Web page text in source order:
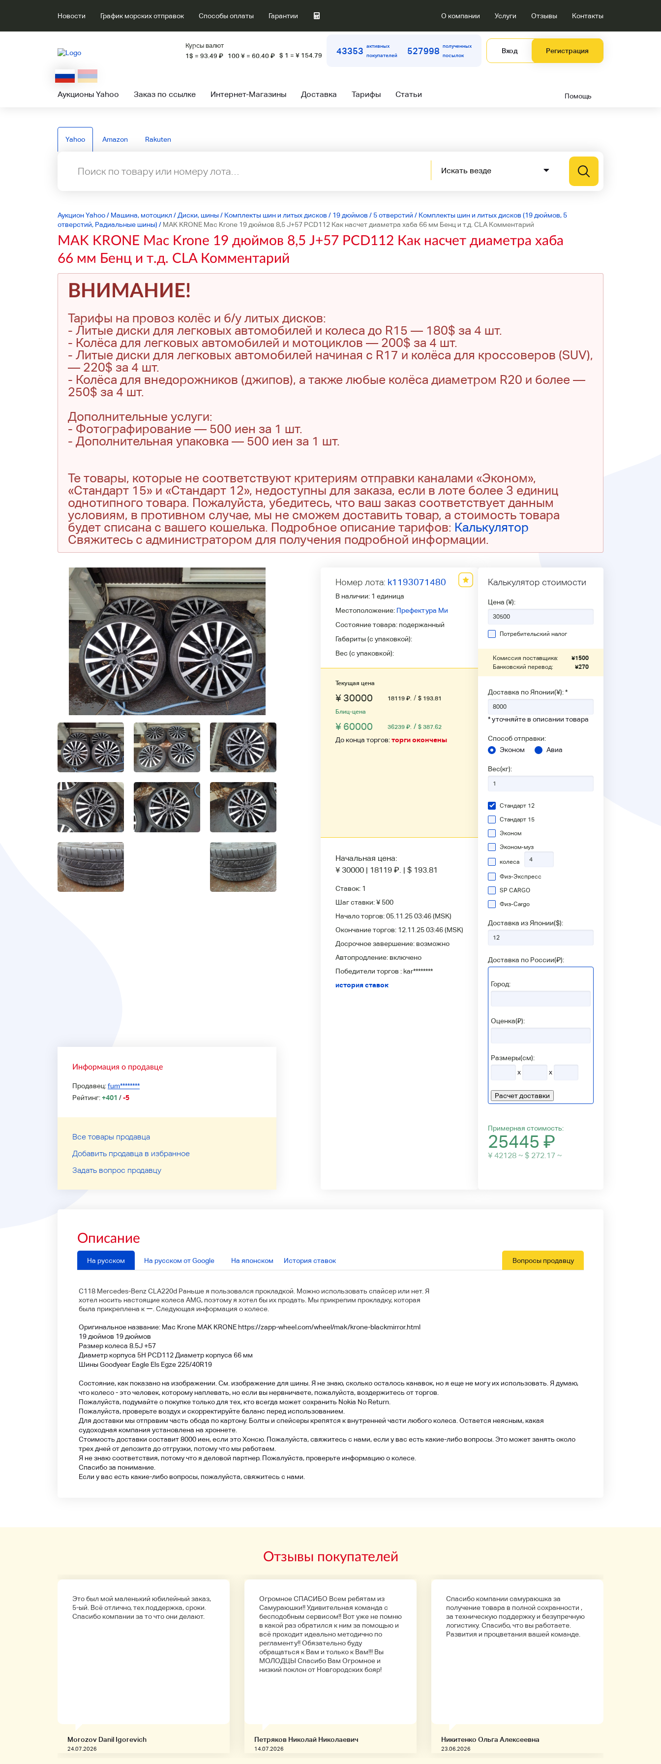
Новости График морских отправок Способы оплаты Гарантии О компании Услуги Отзывы Контакты
Курсы валют
1$ = 93.49 ₽ 100 ¥ = 60.40 ₽ $ 1 = ¥ 154.79 43353
активных
покупателей
527998
полученных
посылок
Вход Регистрация
Аукционы Yahoo Заказ по ссылке Интернет-Магазины Доставка Тарифы Статьи Помощь
Yahoo Amazon Rakuten
Аукцион Yahoo/ Машина, мотоцикл / Диски, шины/ Комплекты шин и литых дисков / 19 дюймов / 5 отверстий / Комплекты шин и литых дисков (19 дюймов, 5
отверстий, Радиальные шины) / MAK KRONE Mac Krone 19 дюймов 8,5 J+57 PCD112 Как насчет диаметра хаба 66 мм Бенц и т.д. CLA Комментарий
MAK KRONE Mac Krone 19 дюймов 8,5 J+57 PCD112 Как насчет диаметра хаба
66 мм Бенц и т.д. CLA Комментарий
ВНИМАНИЕ!
Тарифы на провоз колёс и б/у литых дисков:
- Литые диски для легковых автомобилей и колеса до R15 — 180$ за 4 шт.
- Колёса для легковых автомобилей и мотоциклов — 200$ за 4 шт.
- Литые диски для легковых автомобилей начиная с R17 и колёса для кроссоверов (SUV),
— 220$ за 4 шт.
- Колёса для внедорожников (джипов), а также любые колёса диаметром R20 и более —
250$ за 4 шт.
Дополнительные услуги:
- Фотографирование — 500 иен за 1 шт.
- Дополнительная упаковка — 500 иен за 1 шт.
Те товары, которые не соответствуют критериям отправки каналами «Эконом»,
«Стандарт 15» и «Стандарт 12», недоступны для заказа, если в лоте более 3 единиц
однотипного товара. Пожалуйста, убедитесь, что ваш заказ соответствует данным
условиям, в противном случае, мы не сможем доставить товар, а стоимость товара
будет списана с вашего кошелька. Подробное описание тарифов: Калькулятор
Свяжитесь с администратором для получения подробной информации.
Информация о продавце
Продавец:fum********
Рейтинг:+401 /-5
Все товары продавца
Добавить продавца в избранное
Задать вопрос продавцу
Номер лота: k1193071480
В наличии: 1 единица
Местоположение: Префектура Ми
Состояние товара: подержанный
Габариты (с упаковкой):
Вес (с упаковкой):
Текущая цена
¥ 30000 18119 ₽. / $ 193.81
Блиц-цена
¥ 60000 36239 ₽. / $ 387.62
До конца торгов:торги окончены
Начальная цена:
¥ 30000 | 18119 ₽. | $ 193.81
Ставок: 1
Шаг ставки:¥ 500
Начало торгов:05.11.25 03:46(MSK)
Окончание торгов: 12.11.25 03:46(MSK)
Досрочное завершение: возможно
Автопродление: включено
Победители торгов : kar********
история ставок
Калькулятор стоимости
Цена (¥):
Потребительский налог
Комиссия поставщика: ¥1500
Банковский перевод:
¥270
Доставка по Японии(¥): *
* уточняйте в описании товара
Способ отправки:
Эконом
Авиа
Вес(кг):
Стандарт 12
Стандарт 15
Эконом
Эконом-муз
колеса
Физ-Экспресс
SP CARGO
Физ-Сargo
Доставка из Японии($):
Доставка по России(₽):
Город:
Оценка(₽):
Размеры(см):
x
x
Расчет доставки
Примерная стоимость:
25445 ₽
¥ 42128 ~ $ 272.17 ~
Описание
На русском На русском от Google На японском История ставок Вопросы продавцу
C118 Mercedes-Benz CLA220d Раньше я пользовался прокладкой. Можно использовать спайсер или нет. Я
хотел носить настоящие колеса AMG, поэтому я хотел бы их продать. Мы прикрепим прокладку, которая
была прикреплена к ー. Следующая информация о колесе.
Оригинальное название: Mac Krone MAK KRONE https://zapp-wheel.com/wheel/mak/krone-blackmirror.html
19 дюймов 19 дюймов
Размер колеса 8.5J +57
Диаметр корпуса 5H PCD112 Диаметр корпуса 66 мм
Шины Goodyear Eagle Els Egze 225/40R19
Состояние, как показано на изображении. См. изображение для шины. Я не знаю, сколько осталось канавок, но я еще не могу их использовать. Я думаю,
что колесо - это человек, которому наплевать, но если вы нервничаете, пожалуйста, воздержитесь от торгов.
Пожалуйста, подумайте о покупке только для тех, кто всегда может сохранить Nokia No Return.
Пожалуйста, проверьте воздух и скорректируйте баланс перед использованием.
Для доставки мы отправим часть обода по картону. Болты и спейсеры крепятся к внутренней части любого колеса. Остается неясным, какая
судоходная компания установлена на хроннете.
Стоимость доставки составит 8000 иен, если это Хонсю. Пожалуйста, свяжитесь с нами, если у вас есть какие-либо вопросы. Это может занять около
трех дней от депозита до отгрузки, потому что мы работаем.
Я не знаю соответствия, потому что я деловой партнер. Пожалуйста, проверьте информацию о колесе.
Спасибо за понимание.
Если у вас есть какие-либо вопросы, пожалуйста, свяжитесь с нами.
Отзывы покупателей
Это был мой маленький юбилейный заказ,
5-ый. Всё отлично, тех.поддержка, сроки.
Спасибо компании за то что они делают.
Morozov Danil Igorevich
24.07.2026
Огромное СПАСИБО Всем ребятам из
Самураюшки!! Удивительная команда с
бесподобным сервисом!! Вот уже не помню
в какой раз обратился к ним за помощью и
всё проходит идеально методично по
регламенту!! Обязательно буду
обращаться к Вам и только к Вам!!! Вы
МОЛОДЦЫ Спасибо Вам Огромное и
низкий поклон от Новгородских бояр!
Петряков Николай Николаевич
14.07.2026
Спасибо компании самураюшка за
получение товара в полной сохранности ,
за техническую поддержку и безупречную
логистику. Спасибо, что вы работаете.
Развития и процветания вашей команде.
Никитенко Ольга Алексеевна
23.06.2026